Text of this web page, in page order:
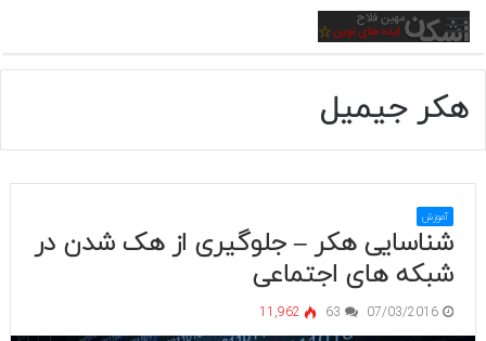
منو
هکر جیمیل
آموزش
شناسایی هکر – جلوگیری از هک شدن در
شبکه های اجتماعی
07/03/2016
63
11,962